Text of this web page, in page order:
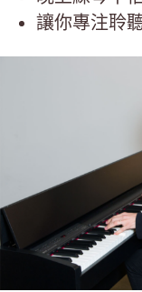
讓你專注聆